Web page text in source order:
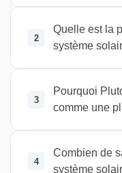
officielles
Astronomique
Mercure,Vénus
Saturne
Uranus
reclassée en
2
Quelle est la
système
système
équatorial de
fois celui de la
318 fois celle
pourrait
3
Pourquoi
comme une
Internationalea
4
Combien de
système